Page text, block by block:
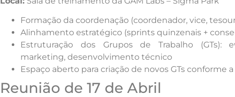
Formação da coordenação (coordenador, vice,
Alinhamento estratégico (sprints quinzenais +
Estruturação dos Grupos de Trabalho (GTs):
marketing, desenvolvimento técnico
Espaço aberto para criação de novos GTs conforme
Reunião de 17 de Abril